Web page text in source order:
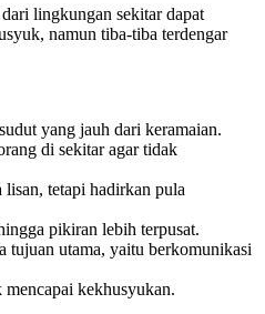
lingkungan sekitar dapat
namun tiba-tiba terdengar
yang jauh dari keramaian.
di sekitar agar tidak
lisan, tetapi hadirkan pula
pikiran lebih terpusat.
tujuan utama, yaitu berkomunikasi
kekhusyukan.